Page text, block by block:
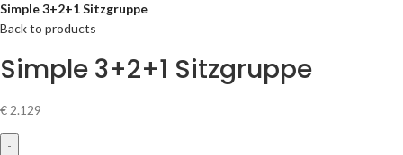
Simple 3+2+1 Sitzgruppe
Back to products
Simple 3+2+1 Sitzgruppe
€2.129